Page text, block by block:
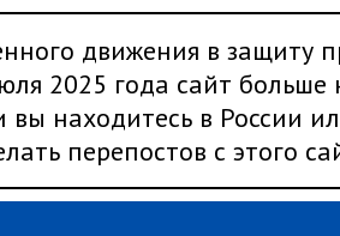
движения в защиту
2025 года сайт больше
находитесь в России
перепостов с этого